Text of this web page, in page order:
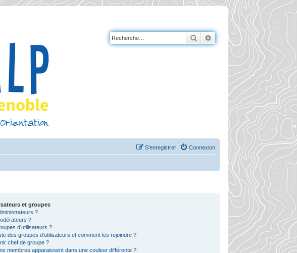
RechercherRecherche avancée
Connexion
S’enregistrer
et groupes
?
?
d’utilisateurs ?
des groupes d’utilisateurs et comment les rejoindre ?
chef de groupe ?
membres apparaissent dans une couleur différente ?